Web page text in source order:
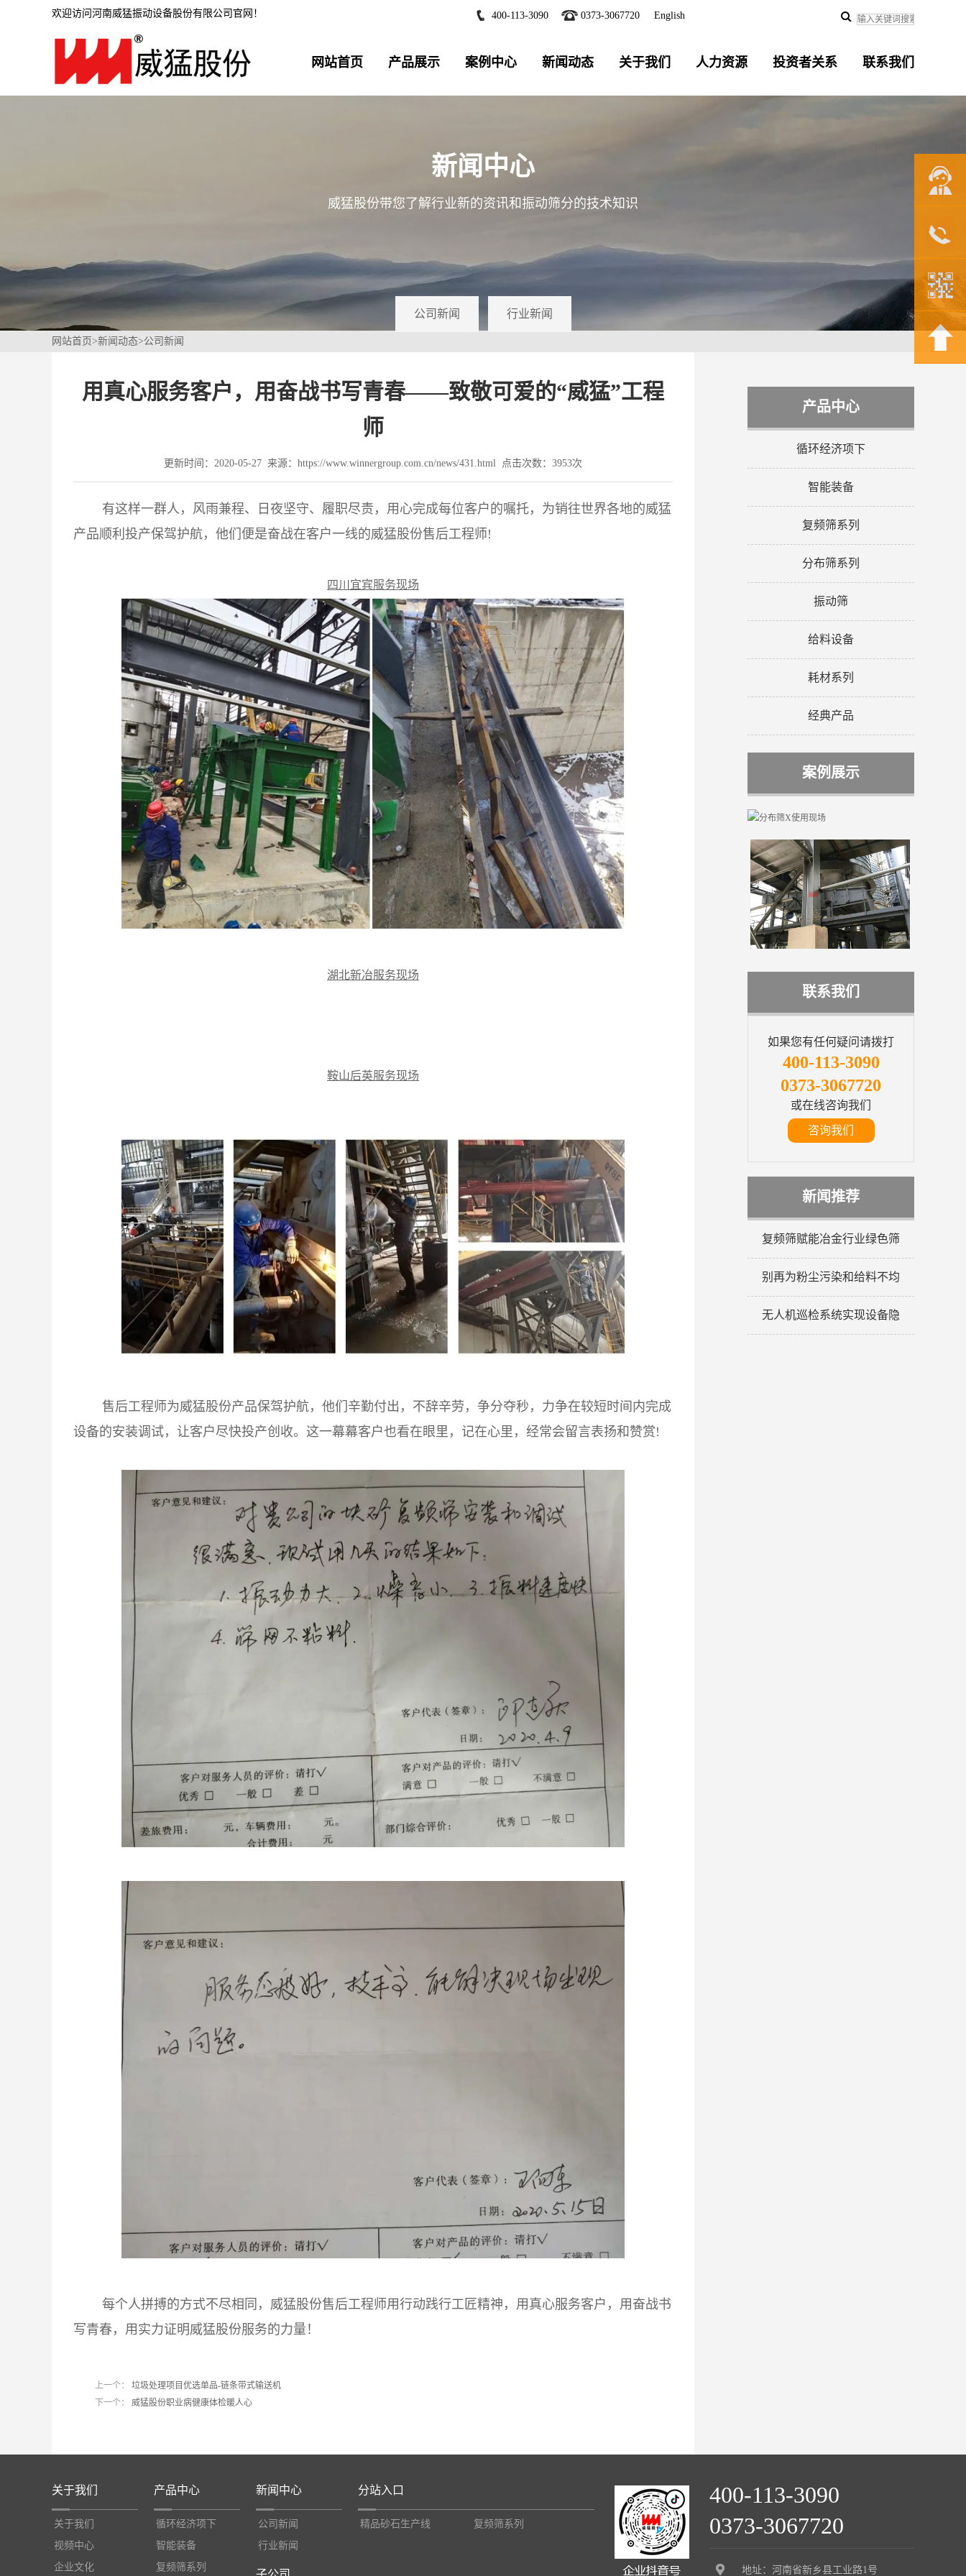
欢迎访问河南威猛振动设备股份有限公司官网！ 400-113-3090 0373-3067720 English
网站首页 产品展示 案例中心 新闻动态 关于我们 人力资源 投资者关系 联系我们
新闻中心
威猛股份带您了解行业新的资讯和振动筛分的技术知识
公司新闻 行业新闻
网站首页>新闻动态>公司新闻
用真心服务客户，用奋战书写青春——致敬可爱的“威猛”工程
师
更新时间：2020-05-27 来源：https://www.winnergroup.com.cn/news/431.html 点击次数：3953次
有这样一群人，风雨兼程、日夜坚守、履职尽责，用心完成每位客户的嘱托，为销往世界各地的威猛
产品顺利投产保驾护航，他们便是奋战在客户一线的威猛股份售后工程师!
四川宜宾服务现场
湖北新冶服务现场
鞍山后英服务现场
售后工程师为威猛股份产品保驾护航，他们辛勤付出，不辞辛劳，争分夺秒，力争在较短时间内完成
设备的安装调试，让客户尽快投产创收。这一幕幕客户也看在眼里，记在心里，经常会留言表扬和赞赏!
每个人拼搏的方式不尽相同，威猛股份售后工程师用行动践行工匠精神，用真心服务客户，用奋战书
写青春，用实力证明威猛股份服务的力量！
上一个：
垃圾处理项目优选单品-链条带式输送机
下一个：
威猛股份职业病健康体检暖人心
产品中心
循环经济项下
智能装备
复频筛系列
分布筛系列
振动筛
给料设备
耗材系列
经典产品
案例展示
联系我们
如果您有任何疑问请拨打
400-113-3090
0373-3067720
或在线咨询我们
咨询我们
新闻推荐
复频筛赋能冶金行业绿色筛
别再为粉尘污染和给料不均
无人机巡检系统实现设备隐
关于我们
关于我们
视频中心
企业文化
产品中心
循环经济项下
智能装备
复频筛系列
新闻中心
公司新闻
行业新闻
分站入口
精品砂石生产线 复频筛系列
400-113-3090
0373-3067720
地址：河南省新乡县工业路1号
联系我们